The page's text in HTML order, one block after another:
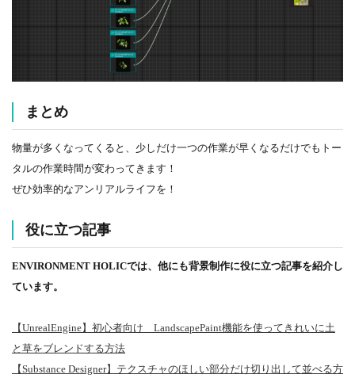
まとめ
物量が多くなってくると、少しだけ一つの作業が早くなるだけでもトー
タルの作業時間が変わってきます！
ぜひ効率的なアンリアルライフを！
役に立つ記事
ENVIRONMENT HOLICでは、他にも背景制作に役に立つ記事を紹介し
ています。
【UnrealEngine】初心者向け LandscapePaint機能を使ってきれいに土
と草をブレンドする方法
【Substance Designer】テクスチャのほしい部分だけ切り出して並べる方